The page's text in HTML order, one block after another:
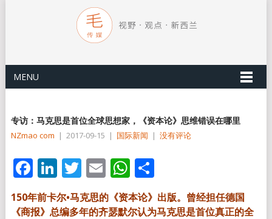
MENU
专访：马克思是首位全球思想家，《资本论》思维错误在哪里
NZmao com | 2017-09-15 | 国际新闻 | 没有评论
Facebook
LinkedIn
Twitter
EmailWhatsApp
分
享
150年前卡尔•马克思的《资本论》出版。曾经担任德国
《商报》总编多年的齐瑟默尔认为马克思是首位真正的全